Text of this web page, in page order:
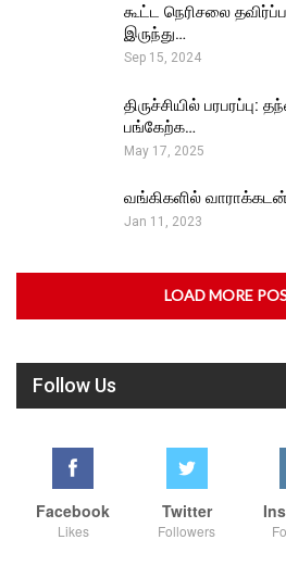
கூட்ட நெரிசலை
இருந்து…
Sep 15, 2024
திருச்சியில் பரபரப்பு:
பங்கேற்க…
May 17, 2025
வங்கிகளில்
Jan 11, 2023
LOAD MORE
Follow Us
Facebook
Likes
Twitter
Followers